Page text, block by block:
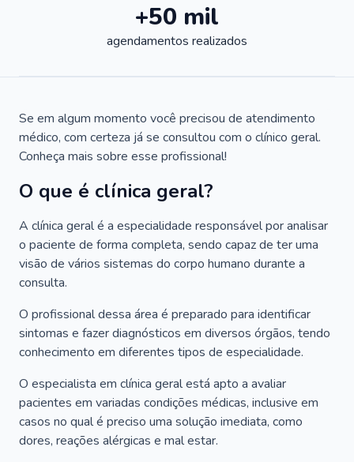
+50 mil
agendamentos realizados
Se em algum momento você precisou de atendimento
médico, com certeza já se consultou com o clínico geral.
Conheça mais sobre esse profissional!
O que é clínica geral?
A clínica geral é a especialidade responsável por analisar
o paciente de forma completa, sendo capaz de ter uma
visão de vários sistemas do corpo humano durante a
consulta.
O profissional dessa área é preparado para identificar
sintomas e fazer diagnósticos em diversos órgãos, tendo
conhecimento em diferentes tipos de especialidade.
O especialista em clínica geral está apto a avaliar
pacientes em variadas condições médicas, inclusive em
casos no qual é preciso uma solução imediata, como
dores, reações alérgicas e mal estar.